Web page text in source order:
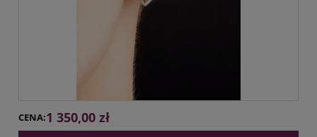
CENA:1 350,00 zł